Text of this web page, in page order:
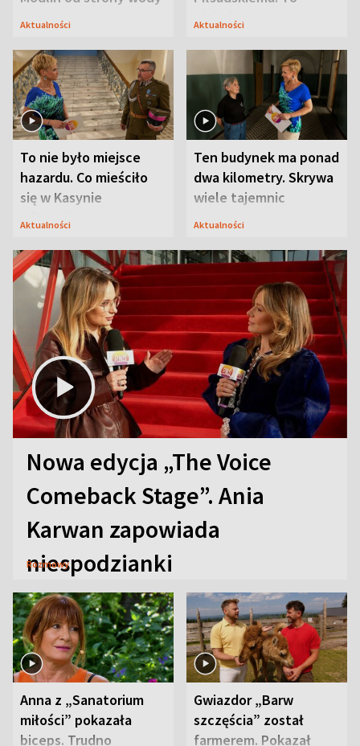
Aktualności
niejedyna tajemnica
Aktualności
To nie było miejsce
hazardu. Co mieściło
się w Kasynie
Oficerskim?
Aktualności
Ten budynek ma ponad
dwa kilometry. Skrywa
wiele tajemnic
Aktualności
Nowa edycja „The Voice
Comeback Stage”. Ania
Karwan zapowiada
niespodzianki
Rozmowy
Anna z „Sanatorium
miłości” pokazała
biceps. Trudno
Gwiazdor „Barw
szczęścia” został
farmerem. Pokazał